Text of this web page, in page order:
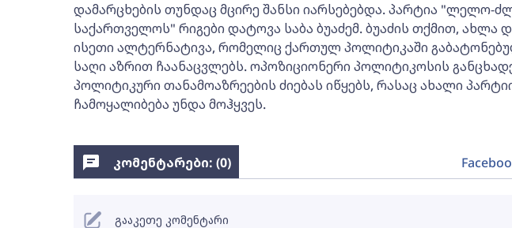
დამარცხების თუნდაც მცირე შანსი იარსებებდა. პარტია "ლელო-
საქართველოს" რიგები დატოვა საბა ბუაძემ. ბუაძის თქმით, ახლა
ისეთი ალტერნატივა, რომელიც ქართულ პოლიტიკაში
საღი აზრით ჩაანაცვლებს. ოპოზიციონერი პოლიტიკოსის
პოლიტიკური თანამოაზრეების ძიებას იწყებს, რასაც ახალი
ჩამოყალიბება უნდა მოჰყვეს.
კომენტარები: (0)
გააკეთე კომენტარი